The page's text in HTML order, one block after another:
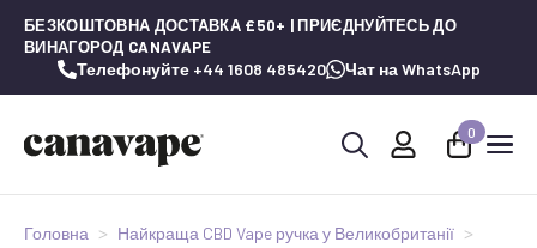
БЕЗКОШТОВНА ДОСТАВКА £50+ | ПРИЄДНУЙТЕСЬ ДО
ВИНАГОРОД CANAVAPE
Телефонуйте +44 1608 485420 Чат на WhatsApp
0
Головна
Найкраща CBD Vape ручка у Великобританії